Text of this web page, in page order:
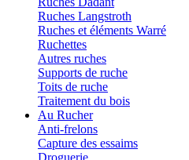
Ruches Langstroth
Ruches et éléments Warré
Ruchettes
Autres ruches
Supports de ruche
Toits de ruche
Traitement du bois
Au Rucher
Anti-frelons
Capture des essaims
Droguerie